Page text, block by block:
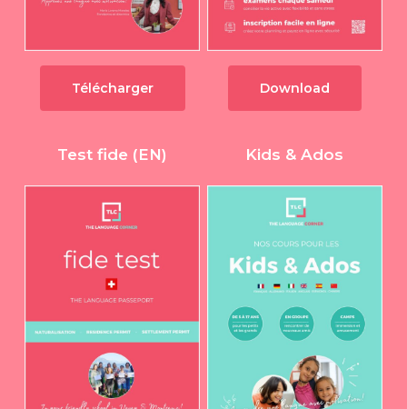
Télécharger Download
Test fide (EN) Kids & Ados